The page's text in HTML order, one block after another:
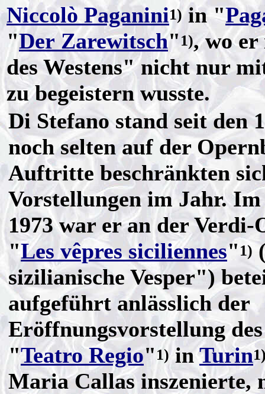
Niccolò Paganini1)in "
"Der Zarewitsch" 1), wo
des Westens" nicht nur
zu begeistern wusste.
Di Stefano stand seit den
noch selten auf der
Auftritte beschränkten
Vorstellungen im Jahr.
1973 war er an der Verdi-
"Les vêpres siciliennes" 1)
sizilianische Vesper")
aufgeführt anlässlich der
Eröffnungsvorstellung
"Teatro Regio" 1)inTurin
Maria Callas inszenierte,